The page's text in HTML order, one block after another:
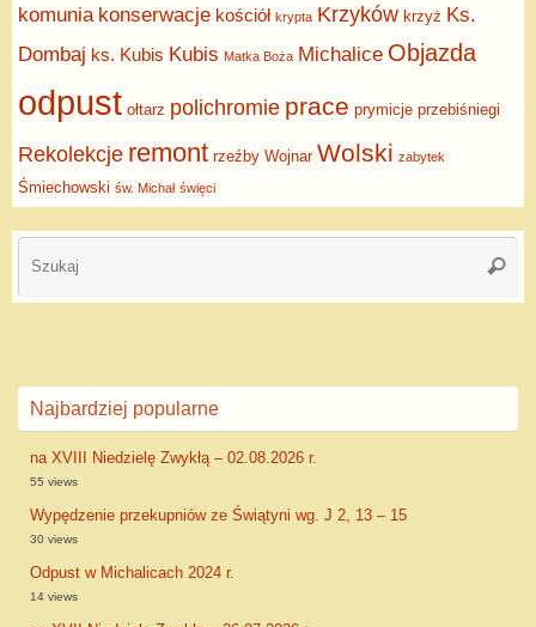
komunia konserwacje kościół krypta Krzyków krzyż Ks.
Dombaj ks. Kubis Kubis Matka Boża Michalice Objazda
odpust ołtarz polichromie prace prymicje przebiśniegi
Rekolekcje remont rzeźby Wojnar Wolski zabytek
Śmiechowski św. Michał święci
Najbardziej popularne
na XVIII Niedzielę Zwykłą – 02.08.2026 r.
55 views
Wypędzenie przekupniów ze Świątyni wg. J 2, 13 – 15
30 views
Odpust w Michalicach 2024 r.
14 views